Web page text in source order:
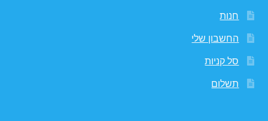
חנות
החשבון שלי
סל קניות
תשלום